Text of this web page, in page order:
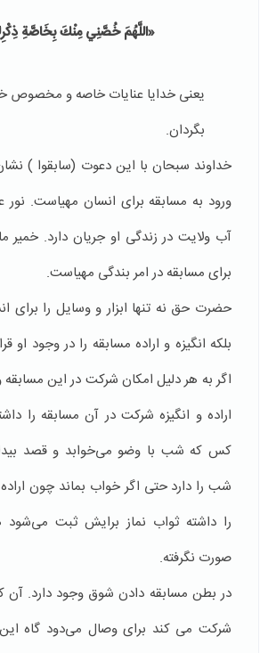
«اللَّهُمَ‏ خُصَّنِي‏ مِنْكَ‏ بِخَاصَّةِ
یعنی خدایا عنایات خاصه و مخصوص
بگردان.
خداوند سبحان با این دعوت (سابقوا )
ورود به مسابقه برای انسان مهیاست.
آب ولایت در زندگی او جریان دارد. خمیر
برای مسابقه در امر بندگی مهیاست.
حضرت حق نه تنها ابزار و وسایل را برای
بلکه انگیزه و اراده مسابقه را در وجود او
اگر به هر دلیل امکان شرکت در این
اراده و انگیزه شرکت در آن مسابقه را
کس که شب با وضو می‌خوابد و قصد
شب را دارد حتی اگر خواب بماند چون
را داشته ثواب نماز برایش ثبت می‌شود
صورت نگرفته.
در بطن مسابقه دادن شوق وجود دارد.
شرکت می کند برای وصال می‌دود گاه